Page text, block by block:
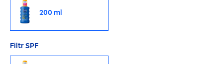
200 ml
Filtr SPF